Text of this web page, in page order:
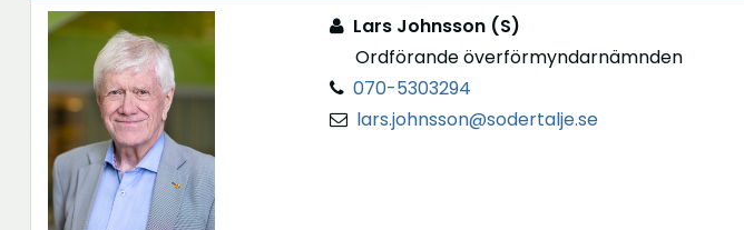
Lars Johnsson (S)
Ordförande överförmyndarnämnden
070-5303294
lars.johnsson@sodertalje.se